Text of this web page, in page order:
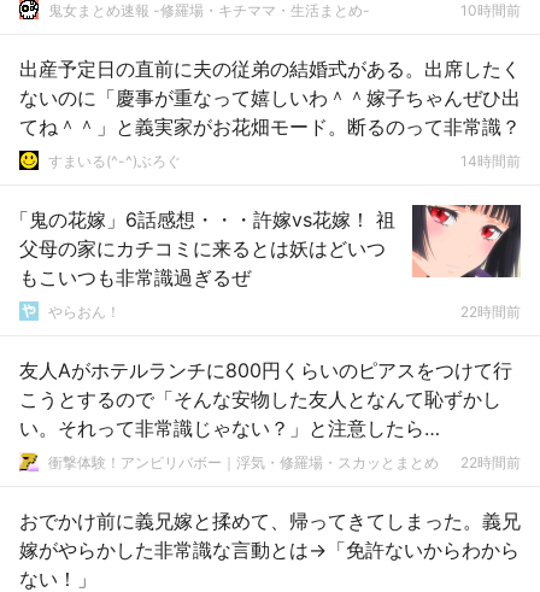
鬼女まとめ速報 -修羅場・キチママ・生活まとめ- 10時間前
出産予定日の直前に夫の従弟の結婚式がある。出席したく
ないのに「慶事が重なって嬉しいわ＾＾嫁子ちゃんぜひ出
てね＾＾」と義実家がお花畑モード。断るのって非常識？
すまいる(^-^)ぶろぐ 14時間前
「鬼の花嫁」6話感想・・・許嫁vs花嫁！ 祖
父母の家にカチコミに来るとは妖はどいつ
もこいつも非常識過ぎるぜ
やらおん！ 22時間前
友人Aがホテルランチに800円くらいのピアスをつけて行
こうとするので「そんな安物した友人となんて恥ずかし
い。それって非常識じゃない？」と注意したら…
衝撃体験！アンビリバボー｜浮気・修羅場・スカッとまとめ 22時間前
おでかけ前に義兄嫁と揉めて、帰ってきてしまった。義兄
嫁がやらかした非常識な言動とは→「免許ないからわから
ない！」